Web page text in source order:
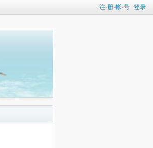
注-册-帐-号 登录